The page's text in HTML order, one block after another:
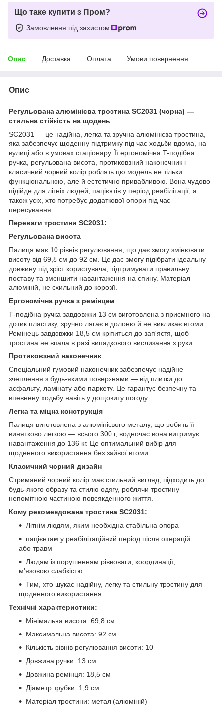
Що таке купити з Пром?
Замовлення під захистом
Опис Доставка Оплата Умови повернення
Опис
Регульована алюмінієва тростина SC2031 (чорна) —
стильна стійкість на щодень
SC2031 — це надійна, легка та зручна алюмінієва тростина,
яка забезпечує щоденну підтримку під час ходьби вдома, на
вулиці або в умовах стаціонару. Її ергономічна Т-подібна
ручка, регульована висота, протиковзний наконечник і
класичний чорний колір роблять цю модель не тільки
функціональною, але й естетично привабливою. Вона чудово
підійде для літніх людей, пацієнтів у період реабілітації, а
також усіх, хто потребує додаткової опори під час
пересування.
Переваги тростини SC2031:
Регульована висота
Палиця має 10 рівнів регулювання, що дає змогу змінювати
висоту від 69,8 см до 92 см. Це дає змогу підібрати ідеальну
довжину під зріст користувача, підтримувати правильну
поставу та зменшити навантаження на спину. Матеріал —
алюміній, не схильний до корозії.
Ергономічна ручка з ремінцем
Т-подібна ручка завдовжки 13 см виготовлена з приємного на
дотик пластику, зручно лягає в долоню й не викликає втоми.
Ремінець завдовжки 18,5 см кріпиться до зап'ястя, щоб
тростина не впала в разі випадкового вислизання з руки.
Протиковзний наконечник
Спеціальний гумовий наконечник забезпечує надійне
зчеплення з будь-якими поверхнями — від плитки до
асфальту, ламінату або паркету. Це гарантує безпечну та
впевнену ходьбу навіть у дощовиту погоду.
Легка та міцна конструкція
Палиця виготовлена з алюмінієвого металу, що робить її
винятково легкою — всього 300 г, водночас вона витримує
навантаження до 136 кг. Це оптимальний вибір для
щоденного використання без зайвої втоми.
Класичний чорний дизайн
Стриманий чорний колір має стильний вигляд, підходить до
будь-якого образу та стилю одягу, роблячи тростину
непомітною частиною повсякденного життя.
Кому рекомендована тростина SC2031:
Літнім людям, яким необхідна стабільна опора
пацієнтам у реабілітаційний період після операцій
або травм
Людям із порушенням рівноваги, координації,
м'язовою слабкістю
Тим, хто шукає надійну, легку та стильну тростину для
щоденного використання
Технічні характеристики:
Мінімальна висота: 69,8 см
Максимальна висота: 92 см
Кількість рівнів регулювання висоти: 10
Довжина ручки: 13 см
Довжина ремінця: 18,5 см
Діаметр трубки: 1,9 см
Матеріал тростини: метал (алюміній)